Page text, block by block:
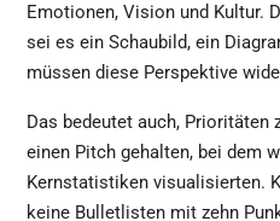
Emotionen, Vision und Kultur.
sei es ein Schaubild, ein
müssen diese Perspektive
Das bedeutet auch, Prioritäten
einen Pitch gehalten, bei dem
Kernstatistiken visualisierten.
keine Bulletlisten mit zehn